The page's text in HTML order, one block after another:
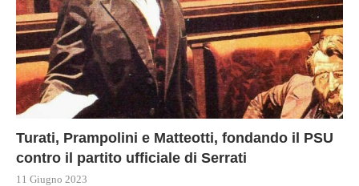
Turati, Prampolini e Matteotti, fondando il PSU
contro il partito ufficiale di Serrati
11 Giugno 2023